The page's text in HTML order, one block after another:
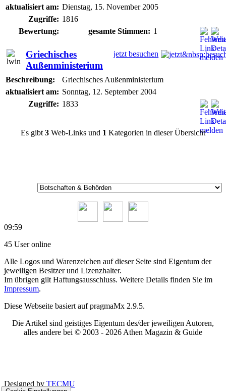
aktualisiert am: Dienstag, 15. November 2005
Zugriffe: 1816
Bewertung:
gesamte Stimmen: 1
Griechisches
Außenministerium
jetzt besuchen
Beschreibung:
Griechisches Außenministerium
aktualisiert am: Sonntag, 12. September 2004
Zugriffe: 1833
Es gibt3 Web-Links und 1 Kategorien in dieser Übersicht
09:59
45 User online
Alle Logos und Warenzeichen auf dieser Seite sind Eigentum der
jeweiligen Besitzer und Lizenzhalter.
Im übrigen gilt Haftungsausschluss. Weitere Details finden Sie im
Impressum.
Diese Webseite basiert auf pragmaMx 2.9.5.
Die Artikel sind geistiges Eigentum des/der jeweiligen Autoren,
alles andere bei © 2003 - 2026 Athen Magazin & Guide
Designed byTECMU